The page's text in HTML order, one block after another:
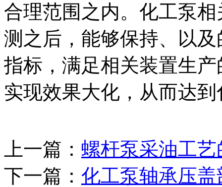
合理范围之内。化工泵
测之后，能够保持、 以
指标，满足相关装置生
实现效果大化，从而达
上一篇： 螺杆泵采油工
下一篇： 化工泵轴承压